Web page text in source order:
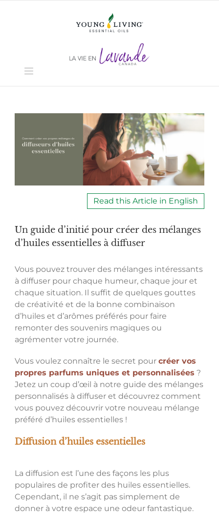
Image
Read this Article in English
Un guide d’initié pour créer des mélanges
d’huiles essentielles à diffuser
Vous pouvez trouver des mélanges intéressants
à diffuser pour chaque humeur, chaque jour et
chaque situation. Il suffit de quelques gouttes
de créativité et de la bonne combinaison
d’huiles et d’arômes préférés pour faire
remonter des souvenirs magiques ou
agrémenter votre journée.
Vous voulez connaître le secret pour créer vos
propres parfums uniques et personnalisées ?
Jetez un coup d’œil à notre guide des mélanges
personnalisés à diffuser et découvrez comment
vous pouvez découvrir votre nouveau mélange
préféré d’huiles essentielles !
Diffusion d’huiles essentielles
La diffusion est l’une des façons les plus
populaires de profiter des huiles essentielles.
Cependant, il ne s’agit pas simplement de
donner à votre espace une odeur fantastique.